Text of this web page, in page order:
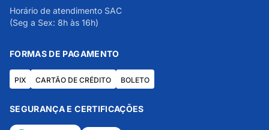
Horário de atendimento SAC
(Seg a Sex: 8h às 16h)
FORMAS DE PAGAMENTO
PIX CARTÃO DE CRÉDITO BOLETO
SEGURANÇA E CERTIFICAÇÕES